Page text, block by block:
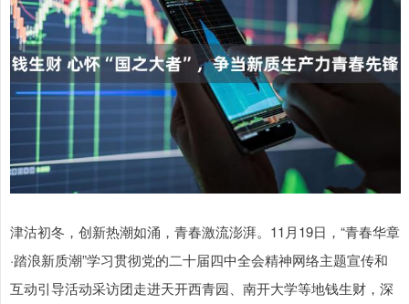
津沽初冬，创新热潮如涌，青春激流澎湃。11月19日，“青春华章
·踏浪新质潮”学习贯彻党的二十届四中全会精神网络主题宣传和
互动引导活动采访团走进天开西青园、南开大学等地钱生财，深